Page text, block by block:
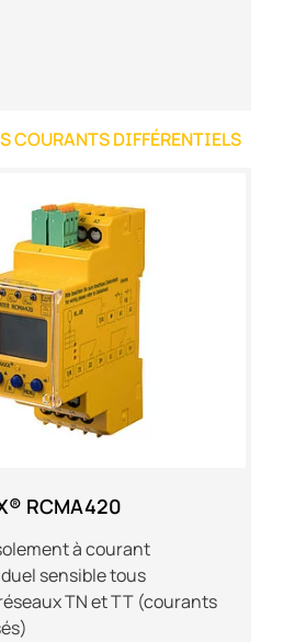
COURANTS DIFFÉRENTIELS
RCMA420
à courant
sensible tous
TN et TT (courants